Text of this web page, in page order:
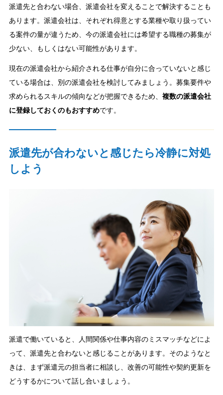
派遣先と合わない場合、派遣会社を変えることで解決することも
あります。派遣会社は、それぞれ得意とする業種や取り扱ってい
る案件の量が違うため、今の派遣会社には希望する職種の募集が
少ない、もしくはない可能性があります。
現在の派遣会社から紹介される仕事が自分に合っていないと感じ
ている場合は、別の派遣会社を検討してみましょう。募集要件や
求められるスキルの傾向などが把握できるため、 複数の派遣会社
に登録しておくのもおすすめです。
派遣先が合わないと感じたら冷静に対処
しよう
派遣で働いていると、人間関係や仕事内容のミスマッチなどによ
って、派遣先と合わないと感じることがあります。そのようなと
きは、まず派遣元の担当者に相談し、改善の可能性や契約更新を
どうするかについて話し合いましょう。